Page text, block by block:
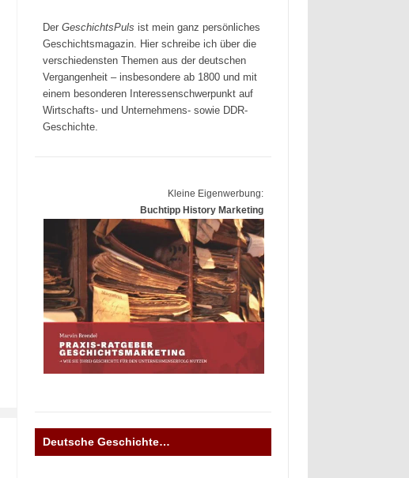
DerGeschichtsPuls ist mein ganz persönliches
Geschichtsmagazin. Hier schreibe ich über die
verschiedensten Themen aus der deutschen
Vergangenheit – insbesondere ab 1800 und mit
einem besonderen Interessenschwerpunkt auf
Wirtschafts- und Unternehmens- sowie DDR-
Geschichte.
Kleine Eigenwerbung:
Buchtipp History Marketing
Deutsche Geschichte…